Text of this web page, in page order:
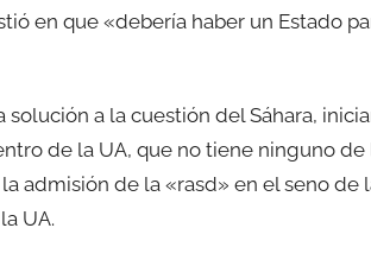
en que «debería haber un Estado
a la cuestión del Sáhara,
de la UA, que no tiene ninguno de
admisión de la «rasd» en el seno de
UA.